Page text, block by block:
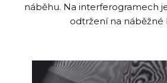
náběhu. Na interferogramech
odtržení na náběžné